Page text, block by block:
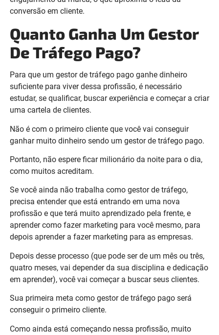
conversão em cliente.
Quanto Ganha Um Gestor
De Tráfego Pago?
Para que um gestor de tráfego pago ganhe dinheiro
suficiente para viver dessa profissão, é necessário
estudar, se qualificar, buscar experiência e começar a criar
uma cartela de clientes.
Não é com o primeiro cliente que você vai conseguir
ganhar muito dinheiro sendo um gestor de tráfego pago.
Portanto, não espere ficar milionário da noite para o dia,
como muitos acreditam.
Se você ainda não trabalha como gestor de tráfego,
precisa entender que está entrando em uma nova
profissão e que terá muito aprendizado pela frente, e
aprender como fazer marketing para você mesmo, para
depois aprender a fazer marketing para as empresas.
Depois desse processo (que pode ser de um mês ou três,
quatro meses, vai depender da sua disciplina e dedicação
em aprender), você vai começar a buscar seus clientes.
Sua primeira meta como gestor de tráfego pago será
conseguir o primeiro cliente.
Como ainda está começando nessa profissão, muito